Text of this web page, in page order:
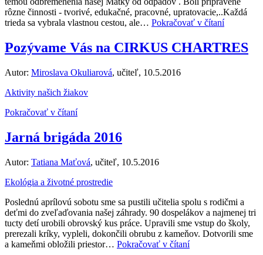
rôzne činnosti - tvorivé, edukačné, pracovné, upratovacie,..Každá
trieda sa vybrala vlastnou cestou, ale… Pokračovať v čítaní
Pozývame Vás na CIRKUS CHARTRES
Autor: Miroslava Okuliarová, učiteľ, 10.5.2016
Aktivity našich žiakov
Pokračovať v čítaní
Jarná brigáda 2016
Autor: Tatiana Maťová, učiteľ, 10.5.2016
Ekológia a životné prostredie
Poslednú aprílovú sobotu sme sa pustili učitelia spolu s rodičmi a
deťmi do zveľaďovania našej záhrady. 90 dospelákov a najmenej tri
tucty detí urobili obrovský kus práce. Upravili sme vstup do školy,
prerezali kríky, vypleli, dokončili obrubu z kameňov. Dotvorili sme
a kameňmi obložili priestor… Pokračovať v čítaní